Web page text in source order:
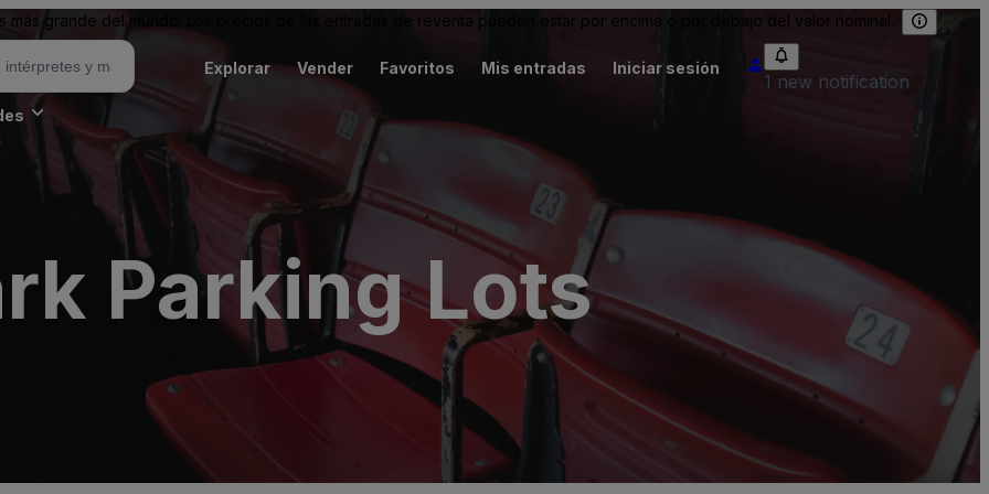
más grande del mundo. Los precios de las entradas de reventa pueden estar por encima o por debajo del valor nominal.
Explorar Vender Favoritos Mis entradas Iniciar sesión
1 new notification
Parking Lots